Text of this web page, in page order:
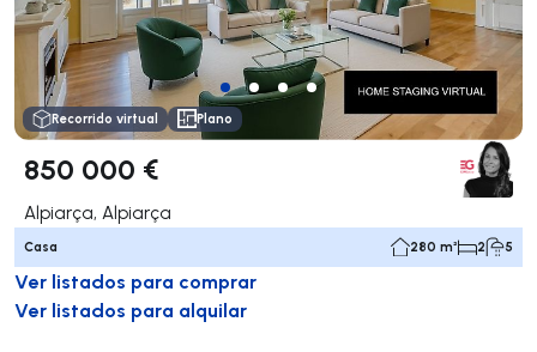
Recorrido virtual Plano
850 000 €
Alpiarça, Alpiarça
Casa 280 m² 2 5
Ver listados para comprar
Ver listados para alquilar